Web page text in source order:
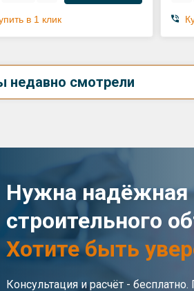
в 1 клик
недавно смотрели
Нужна надёжная
строительного
Хотите быть
Консультация и расчёт -